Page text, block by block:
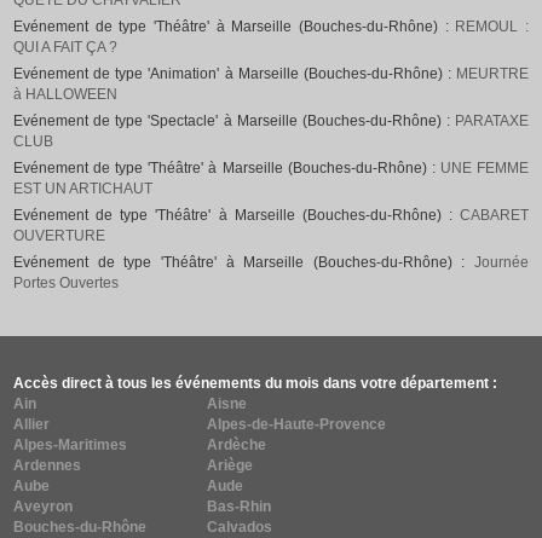
Evénement de type 'Théâtre' à Marseille (Bouches-du-Rhône) : REMOUL :
QUI A FAIT ÇA ?
Evénement de type 'Animation' à Marseille (Bouches-du-Rhône) : MEURTRE
à HALLOWEEN
Evénement de type 'Spectacle' à Marseille (Bouches-du-Rhône) : PARATAXE
CLUB
Evénement de type 'Théâtre' à Marseille (Bouches-du-Rhône) : UNE FEMME
EST UN ARTICHAUT
Evénement de type 'Théâtre' à Marseille (Bouches-du-Rhône) : CABARET
OUVERTURE
Evénement de type 'Théâtre' à Marseille (Bouches-du-Rhône) : Journée
Portes Ouvertes
Accès direct à tous les événements du mois dans votre département :
Ain
Aisne
Allier
Alpes-de-Haute-Provence
Alpes-Maritimes
Ardèche
Ardennes
Ariège
Aube
Aude
Aveyron
Bas-Rhin
Bouches-du-Rhône
Calvados